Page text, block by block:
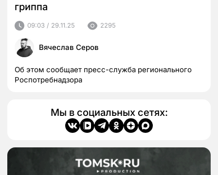
гриппа
09:03 / 29.11.25 2295
Вячеслав Серов
Об этом сообщает пресс-служба регионального
Роспотребнадзора
Мы в социальных сетях: